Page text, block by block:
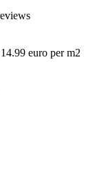
euro per m2